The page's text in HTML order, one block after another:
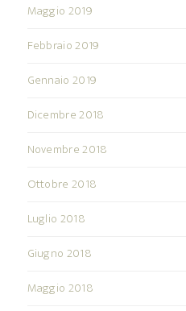
Maggio 2019
Febbraio 2019
Gennaio 2019
Dicembre 2018
Novembre 2018
Ottobre 2018
Luglio 2018
Giugno 2018
Maggio 2018